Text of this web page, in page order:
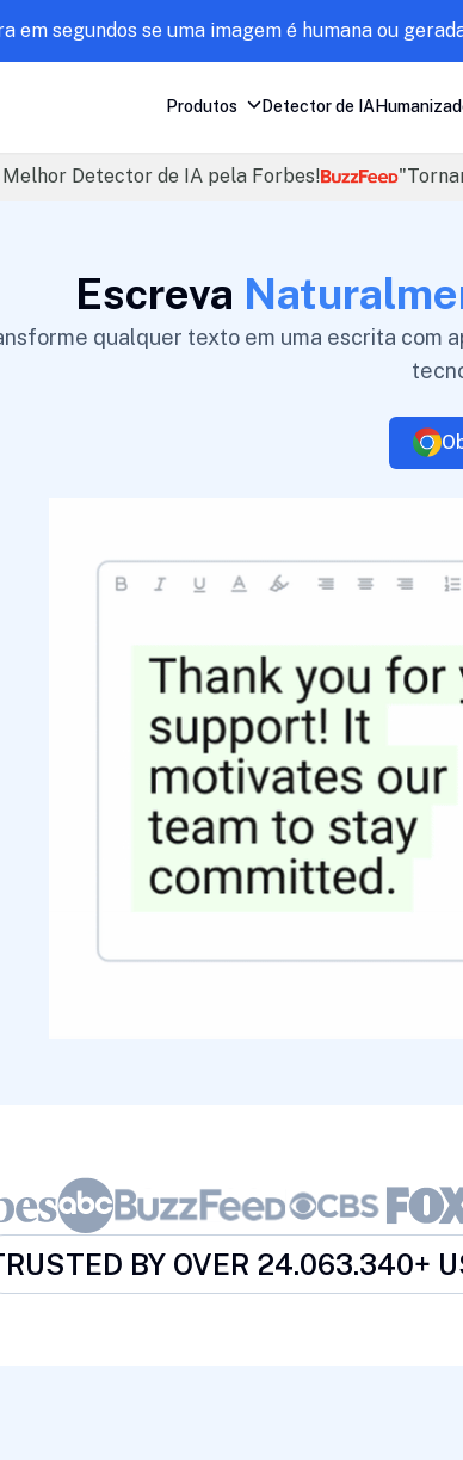
em segundos se uma imagem é humana ou
Produtos Detector de IA
Melhor Detector de IA pela Forbes!
Escreva
qualquer texto em uma escrita com
BY OVER 24.063.340+